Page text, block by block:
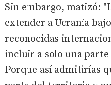
Sin embargo, matizó:
extender a Ucrania
reconocidas
incluir a solo una parte
Porque así admitirías